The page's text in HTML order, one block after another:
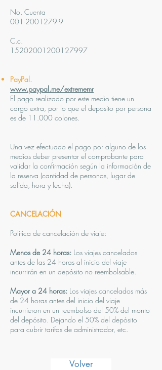
No. Cuenta
001-2001279-9
C.c.
15202001200127997
PayPal.
www.paypal.me/extrememr
El pago realizado por este medio tiene un
cargo extra, por lo que el deposito por persona
es de 11.000 colones.
Una vez efectuado el pago por alguno de los
medios deber presentar el comprobante para
validar la confirmación según la información de
la reserva (cantidad de personas, lugar de
salida, hora y fecha).
CANCELACIÓN
Política de cancelación de viaje:
Menos de 24 horas: Los viajes cancelados
antes de las 24 horas al inicio del viaje
incurrirán en un depósito no reembolsable.
Mayor a 24 horas: Los viajes cancelados más
de 24 horas antes del inicio del viaje
incurrieron en un reembolso del 50% del monto
del depósito. Dejando el 50% del depósito
para cubrir tarifas de administrador, etc.
Volver